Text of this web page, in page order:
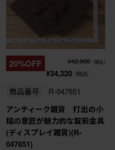
20%OFF ¥42,900 (税込)
¥34,320 (税込)
商品番号 R-047651
アンティーク雑貨 打出の小
槌の意匠が魅力的な錠前金具
(ディスプレイ雑貨)(R-
047651)